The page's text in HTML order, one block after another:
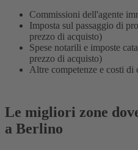
Commissioni dell'agente
Imposta sul passaggio di
prezzo di acquisto)
Spese notarili e imposte
prezzo di acquisto)
Altre competenze e costi di
Le migliori zone
a Berlino